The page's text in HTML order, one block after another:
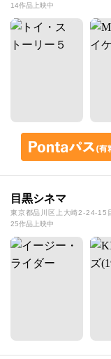
14作品上映中
目黒シネマ
東京都品川区上大崎2-24-15
25作品上映中